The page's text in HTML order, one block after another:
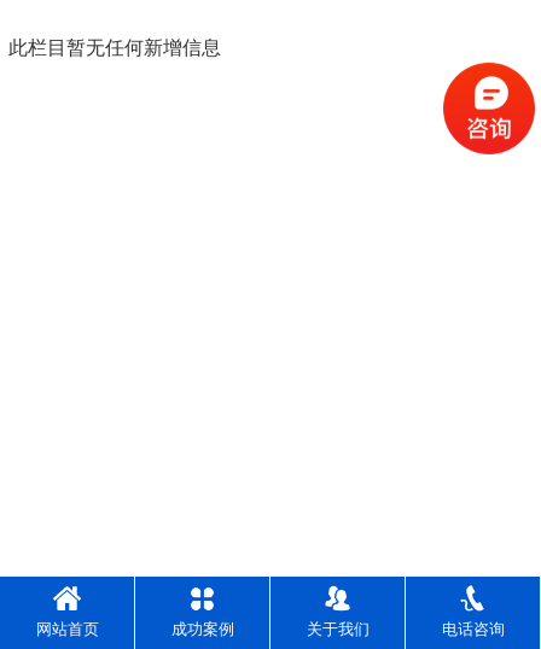
此栏目暂无任何新增信息
网站首页 成功案例 关于我们 电话咨询